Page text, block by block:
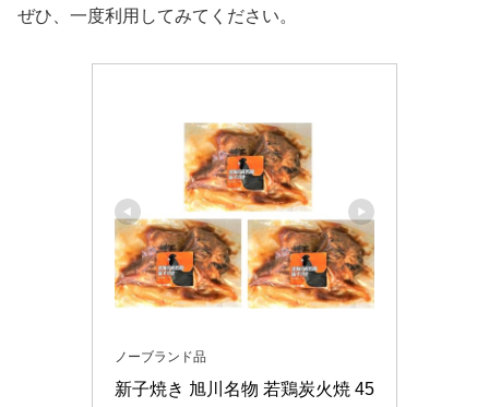
ぜひ、一度利用してみてください。
ノーブランド品
新子焼き 旭川名物 若鶏炭火焼 45